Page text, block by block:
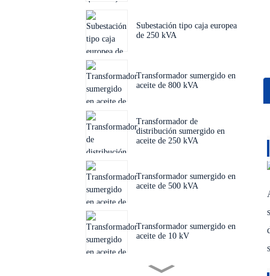
Subestación tipo caja europea
de 250 kVA
Transformador sumergido en
aceite de 800 kVA
Transformador de
distribución sumergido en
aceite de 250 kVA
Transformador sumergido en
aceite de 500 kVA
Transformador sumergido en
aceite de 10 kV